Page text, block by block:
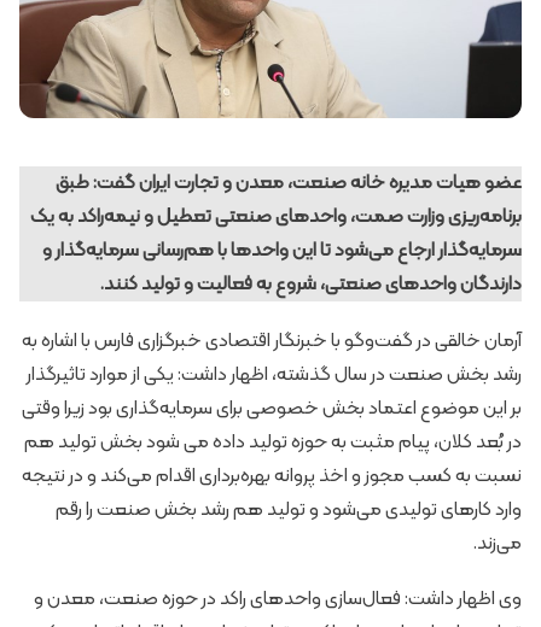
عضو هیات مدیره خانه صنعت، معدن و تجارت ایران گفت: طبق
برنامه‌ریزی وزارت صمت، واحدهای صنعتی تعطیل و نیمه‌راکد به یک
سرمایه‌گذار ارجاع می‌شود تا این واحدها با هم‌رسانی سرمایه‌گذار و
دارندگان واحدهای صنعتی، شروع به فعالیت و تولید کنند.
آرمان خالقی در گفت‌وگو با خبرنگار اقتصادی خبرگزاری فارس با اشاره به
رشد بخش صنعت در سال گذشته، اظهار داشت: یکی از موارد تاثیرگذار
بر این موضوع اعتماد بخش خصوصی برای سرمایه‌گذاری بود زیرا وقتی
در بُعد کلان، پیام مثبت به حوزه تولید داده می شود بخش تولید هم
نسبت به کسب مجوز و اخذ پروانه بهره‌برداری اقدام می‌کند و در نتیجه
وارد کارهای تولیدی می‌شود و تولید هم رشد بخش صنعت را رقم
می‌زند.
وی اظهار داشت: فعال‌سازی واحدهای راکد در حوزه صنعت، معدن و